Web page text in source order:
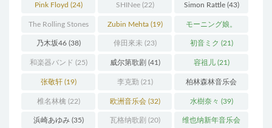
Pink Floyd (24) SHINee(22) Simon Rattle(43)
The Rolling Stones
(30)
Zubin Mehta(19) モーニング娘。
(27)
乃木坂46(38) 倖田來未 (23) 初音ミク (21)
和楽器バンド (25) 威尔第歌剧 (41) 容祖儿(21)
张敬轩(19) 李克勤 (21) 柏林森林音乐会
(22)
椎名林檎 (22) 欧洲音乐会(32) 水樹奈々 (39)
浜崎あゆみ(35) 瓦格纳歌剧 (20) 维也纳新年音乐会